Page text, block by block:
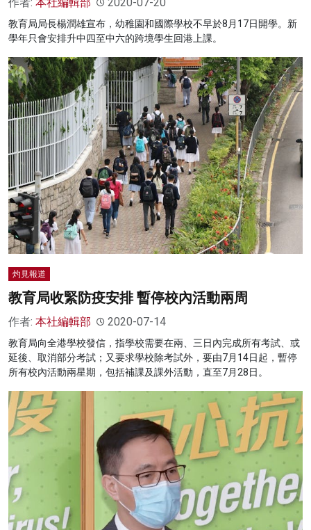
作者: 本社編輯部 2020-07-20
教育局局長楊潤雄宣布，幼稚園和國際學校不早於8月17日開學。新
學年只會安排升中四至中六的跨境學生回港上課。
灼見報道
教育局收緊防疫安排 暫停校內活動兩周
作者: 本社編輯部 2020-07-14
教育局向全港學校發信，指學校需要在兩、三日內完成所有考試、或
延後、取消部分考試；又要求學校除考試外，要由7月14日起，暫停
所有校內活動兩星期，包括補課及課外活動，直至7月28日。